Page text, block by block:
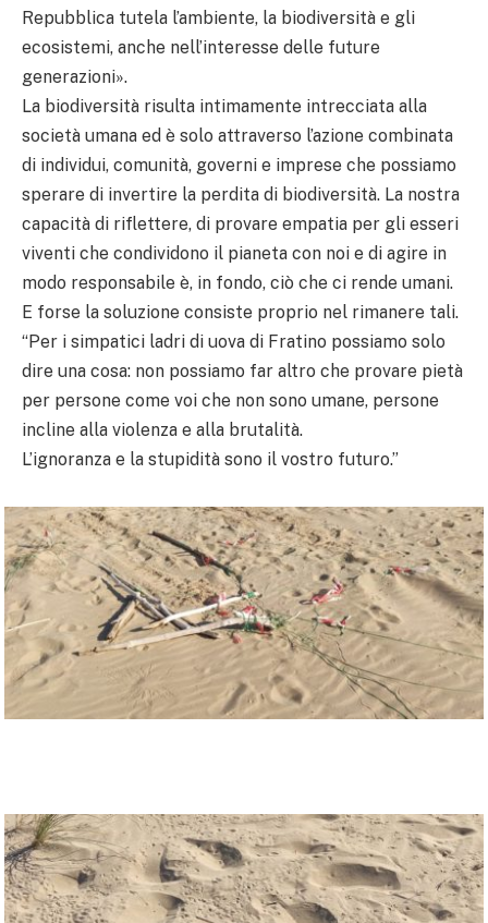
Repubblica tutela l’ambiente, la biodiversità e gli
ecosistemi, anche nell’interesse delle future
generazioni».
La biodiversità risulta intimamente intrecciata alla
società umana ed è solo attraverso l’azione combinata
di individui, comunità, governi e imprese che possiamo
sperare di invertire la perdita di biodiversità. La nostra
capacità di riflettere, di provare empatia per gli esseri
viventi che condividono il pianeta con noi e di agire in
modo responsabile è, in fondo, ciò che ci rende umani.
E forse la soluzione consiste proprio nel rimanere tali.
“Per i simpatici ladri di uova di Fratino possiamo solo
dire una cosa: non possiamo far altro che provare pietà
per persone come voi che non sono umane, persone
incline alla violenza e alla brutalità.
L’ignoranza e la stupidità sono il vostro futuro.”